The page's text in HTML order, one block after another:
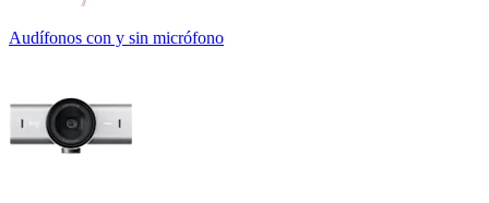
Audífonos con y sin micrófono